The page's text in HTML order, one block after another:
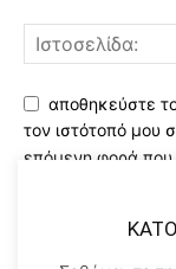
αποθηκεύστε
τον ιστότοπό μου
επόμενη φορά που
αποθήκευση
τον